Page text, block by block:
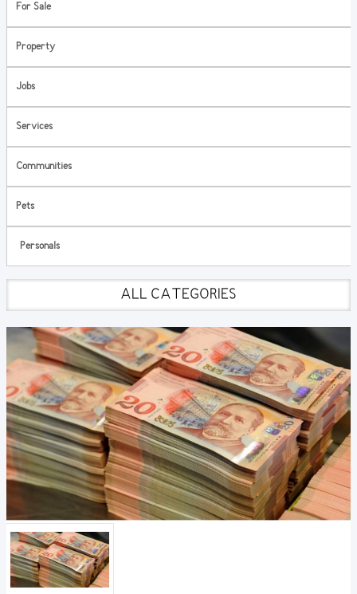
For Sale
Property
Jobs
Services
Communities
Pets
Personals
ALL CATEGORIES